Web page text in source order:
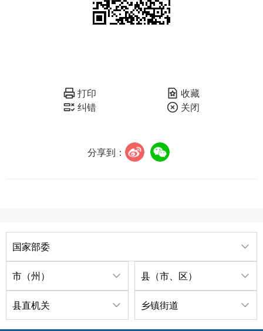
打印
收藏
纠错
关闭
分享到：
国家部委
市（州） 县（市、区）
县直机关 乡镇街道